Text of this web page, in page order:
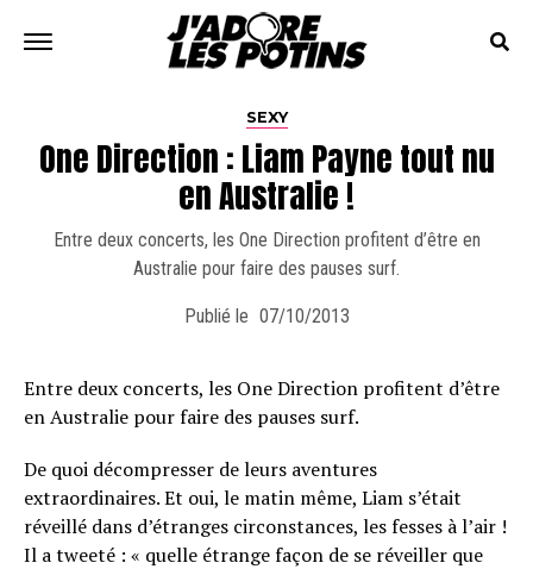
SEXY
One Direction : Liam Payne tout nu
en Australie !
Entre deux concerts, les One Direction profitent d’être en
Australie pour faire des pauses surf.
Publié le 07/10/2013
Entre deux concerts, les One Direction profitent d’être
en Australie pour faire des pauses surf.
De quoi décompresser de leurs aventures
extraordinaires. Et oui, le matin même, Liam s’était
réveillé dans d’étranges circonstances, les fesses à l’air !
Il a tweeté : « quelle étrange façon de se réveiller que